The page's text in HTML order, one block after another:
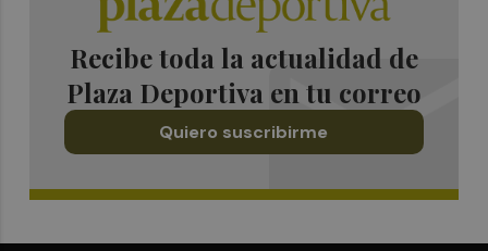
Recibe toda la actualidad de
Plaza Deportiva en tu correo
Quiero suscribirme